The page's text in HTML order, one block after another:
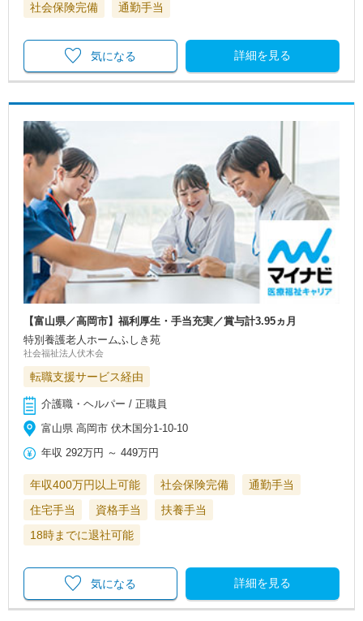
社会保険完備 通勤手当
詳細を見る
気になる
【富山県／高岡市】福利厚生・手当充実／賞与計3.95ヵ月
特別養護老人ホームふしき苑
社会福祉法人伏木会
転職支援サービス経由
介護職・ヘルパー / 正職員
富山県 高岡市 伏木国分1-10-10
年収 292万円 ～449万円
年収400万円以上可能 社会保険完備
通勤手当
住宅手当
資格手当
扶養手当
18時までに退社可能
詳細を見る
気になる